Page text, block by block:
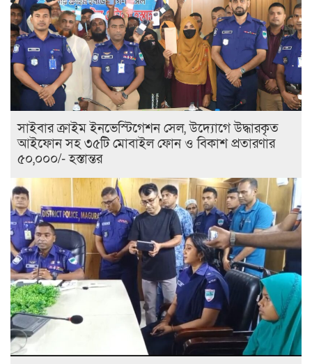
সাইবার ক্রাইম ইনভেস্টিগেশন সেল, উদ্যোগে উদ্ধারকৃত
আইফোন সহ ৩৫টি মোবাইল ফোন ও বিকাশ প্রতারণার
৫০,০০০/- হস্তান্তর